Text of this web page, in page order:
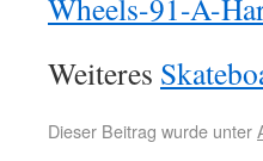
Wheels-91-A-
Weiteres
Dieser Beitrag wurde unter